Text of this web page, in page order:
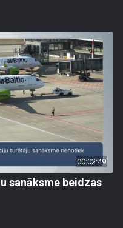
00:02:49
sanāksme beidzas